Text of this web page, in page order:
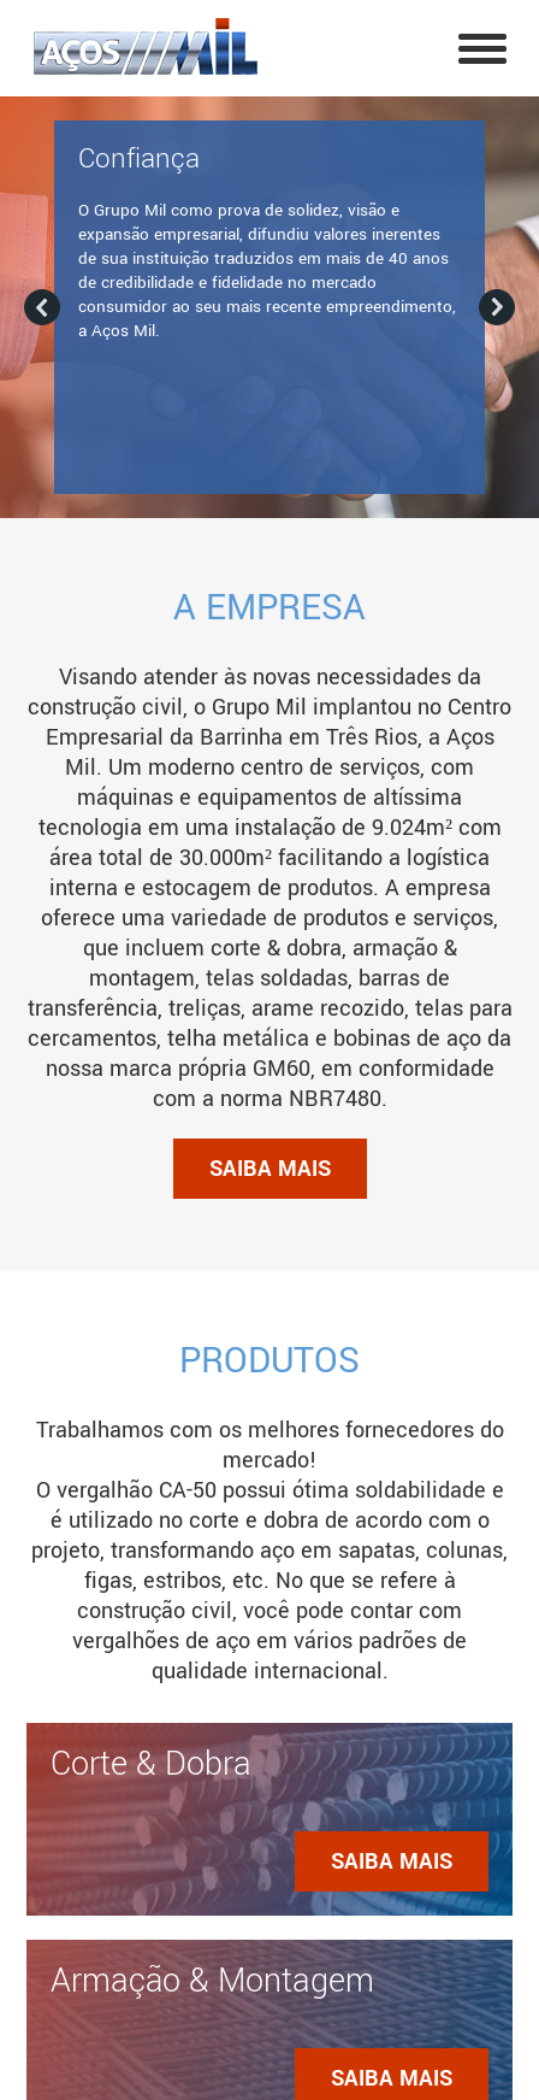
Confiança
O Grupo Mil como prova de solidez, visão e
expansão empresarial, difundiu valores inerentes
de sua instituição traduzidos em mais de 40 anos
de credibilidade e fidelidade no mercado
consumidor ao seu mais recente empreendimento,
a Aços Mil.
A EMPRESA
Visando atender às novas necessidades da
construção civil, o Grupo Mil implantou no Centro
Empresarial da Barrinha em Três Rios, a Aços
Mil. Um moderno centro de serviços, com
máquinas e equipamentos de altíssima
tecnologia em uma instalação de 9.024m² com
área total de 30.000m² facilitando a logística
interna e estocagem de produtos. A empresa
oferece uma variedade de produtos e serviços,
que incluem corte & dobra, armação &
montagem, telas soldadas, barras de
transferência, treliças, arame recozido, telas para
cercamentos, telha metálica e bobinas de aço da
nossa marca própria GM60, em conformidade
com a norma NBR7480.
PRODUTOS
Trabalhamos com os melhores fornecedores do
mercado!
O vergalhão CA-50 possui ótima soldabilidade e
é utilizado no corte e dobra de acordo com o
projeto, transformando aço em sapatas, colunas,
figas, estribos, etc. No que se refere à
construção civil, você pode contar com
vergalhões de aço em vários padrões de
qualidade internacional.
Corte & Dobra
SAIBA MAIS
Armação & Montagem
SAIBA MAIS